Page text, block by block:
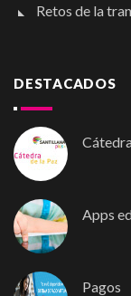
Retos de la
DESTACADOS
Apps
Pagos